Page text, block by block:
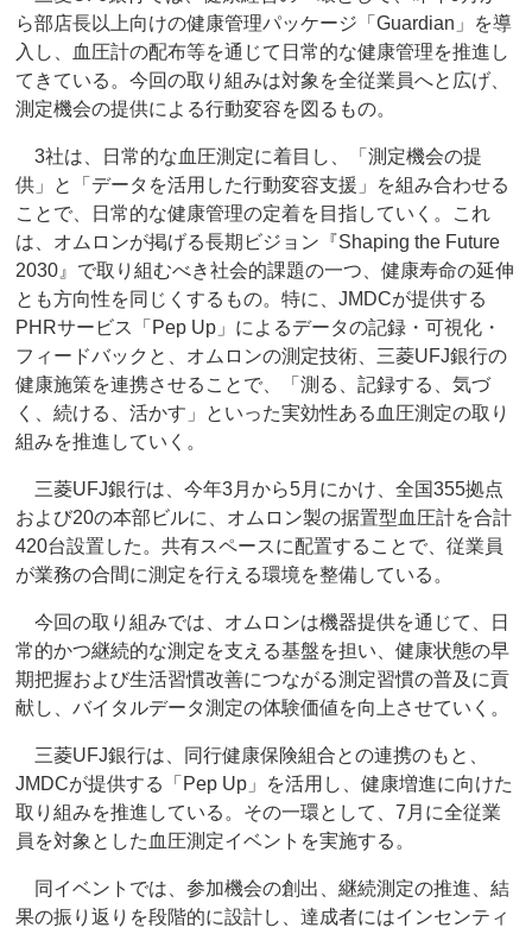
ら部店長以上向けの健康管理パッケージ「Guardian」を導
入し、血圧計の配布等を通じて日常的な健康管理を推進し
てきている。今回の取り組みは対象を全従業員へと広げ、
測定機会の提供による行動変容を図るもの。
3社は、日常的な血圧測定に着目し、「測定機会の提
供」と「データを活用した行動変容支援」を組み合わせる
ことで、日常的な健康管理の定着を目指していく。これ
は、オムロンが掲げる長期ビジョン『Shaping the Future
2030』で取り組むべき社会的課題の一つ、健康寿命の延伸
とも方向性を同じくするもの。特に、JMDCが提供する
PHRサービス「Pep Up」によるデータの記録・可視化・
フィードバックと、オムロンの測定技術、三菱UFJ銀行の
健康施策を連携させることで、「測る、記録する、気づ
く、続ける、活かす」といった実効性ある血圧測定の取り
組みを推進していく。
三菱UFJ銀行は、今年3月から5月にかけ、全国355拠点
および20の本部ビルに、オムロン製の据置型血圧計を合計
420台設置した。共有スペースに配置することで、従業員
が業務の合間に測定を行える環境を整備している。
今回の取り組みでは、オムロンは機器提供を通じて、日
常的かつ継続的な測定を支える基盤を担い、健康状態の早
期把握および生活習慣改善につながる測定習慣の普及に貢
献し、バイタルデータ測定の体験価値を向上させていく。
三菱UFJ銀行は、同行健康保険組合との連携のもと、
JMDCが提供する「Pep Up」を活用し、健康増進に向けた
取り組みを推進している。その一環として、7月に全従業
員を対象とした血圧測定イベントを実施する。
同イベントでは、参加機会の創出、継続測定の推進、結
果の振り返りを段階的に設計し、達成者にはインセンティ